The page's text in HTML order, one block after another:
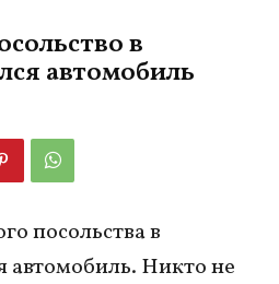
в
автомобиль
посольства в
автомобиль. Никто не